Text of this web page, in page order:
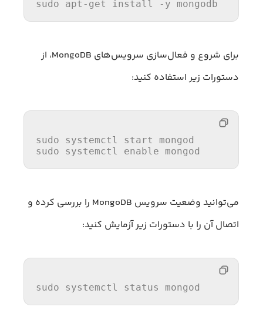
sudo apt- get install -y mongodb
برای شروع و فعال‌سازی سرویس‌های MongoDB، از
دستورات زیر استفاده کنید:
sudo systemctl start mongod
sudo systemctl enable mongod
می‌توانید وضعیت سرویس MongoDB را بررسی کرده و
اتصال آن را با دستورات زیر آزمایش کنید:
sudo systemctl status mongod